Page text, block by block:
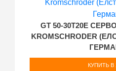
GT 50-30T20E
KROMSCHRODER
КУПИТЬ В